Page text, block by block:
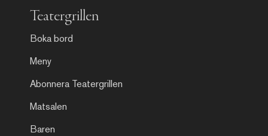
Teatergrillen
Boka bord
Meny
Abonnera Teatergrillen
Matsalen
Baren